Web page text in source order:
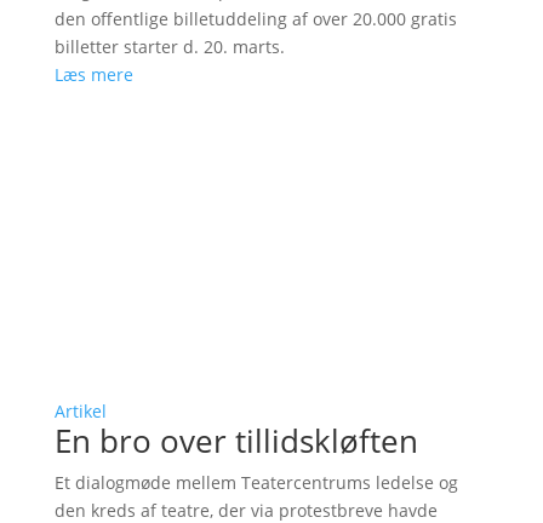
den offentlige billetuddeling af over 20.000 gratis
billetter starter d. 20. marts.
Læs mere
Artikel
En bro over tillidskløften
Et dialogmøde mellem Teatercentrums ledelse og
den kreds af teatre, der via protestbreve havde